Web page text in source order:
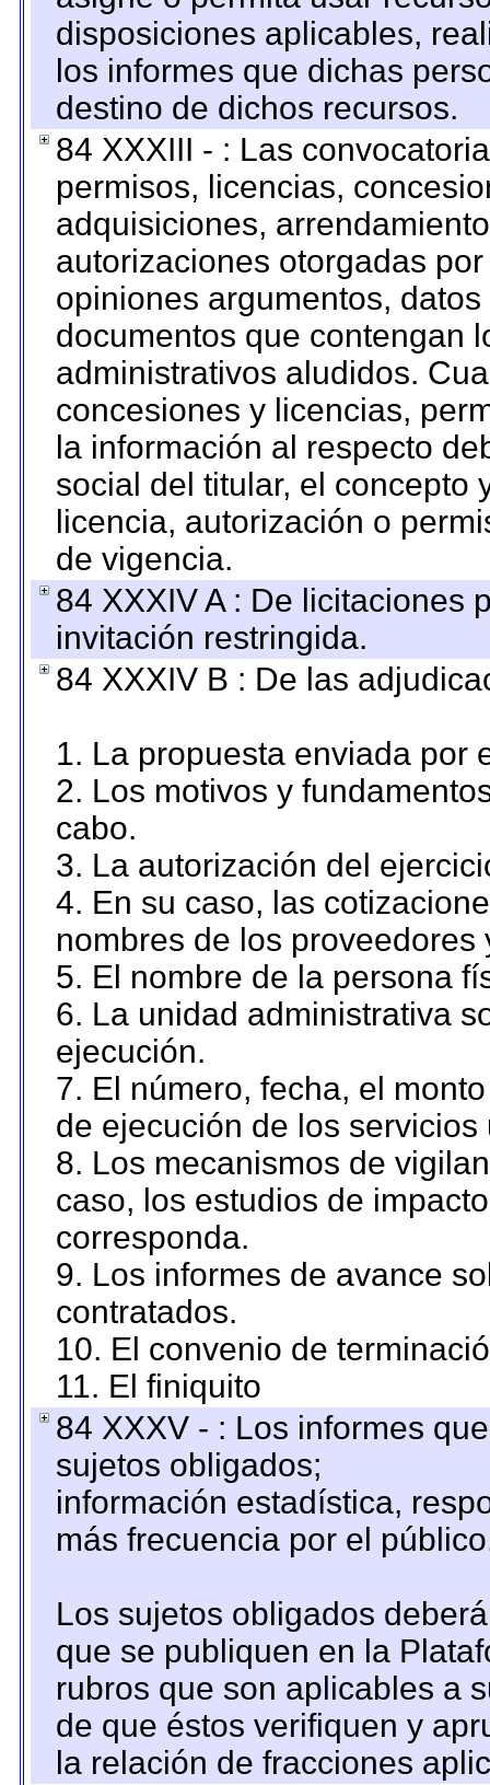
disposiciones aplicables,
los informes que dichas
destino de dichos recursos.
84 XXXIII - : Las
permisos, licencias,
adquisiciones,
autorizaciones otorgadas
opiniones argumentos,
documentos que contengan
administrativos aludidos.
concesiones y licencias,
la información al respecto
social del titular, el concepto
licencia, autorización o
de vigencia.
84 XXXIV A : De licitaciones
invitación restringida.
84 XXXIV B : De las
1. La propuesta enviada por
2. Los motivos y
cabo.
3. La autorización del
4. En su caso, las
nombres de los proveedores
5. El nombre de la persona
6. La unidad administrativa
ejecución.
7. El número, fecha, el
de ejecución de los servicios
8. Los mecanismos de
caso, los estudios de
corresponda.
9. Los informes de avance
contratados.
10. El convenio de
11. El finiquito
84 XXXV - : Los informes
sujetos obligados;
información estadística,
más frecuencia por el
Los sujetos obligados
que se publiquen en la
rubros que son aplicables a
de que éstos verifiquen y
la relación de fracciones